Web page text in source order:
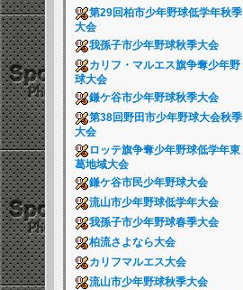
第29回柏市少年野球低学年秋季
大会
我孫子市少年野球秋季大会
カリフ・マルエス旗争奪少年野
球大会
鎌ケ谷市少年野球秋季大会
第38回野田市少年野球大会秋季
大会
ロッテ旗争奪少年野球低学年東
葛地域大会
鎌ケ谷市民少年野球大会
流山市少年野球低学年大会
我孫子市少年野球春季大会
柏流さよなら大会
カリフマルエス大会
流山市少年野球秋季大会